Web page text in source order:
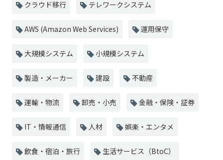
クラウド移行 テレワークシステム
AWS (Amazon Web Services) 運用保守
大規模システム 小規模システム
製造・メーカー 建設 不動産
運輸・物流 卸売・小売 金融・保険・証券
IT・情報通信 人材 娯楽・エンタメ
飲食・宿泊・旅行 生活サービス（BtoC）